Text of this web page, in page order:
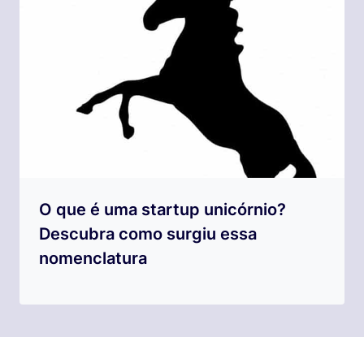
O que é uma startup unicórnio?
Descubra como surgiu essa
nomenclatura